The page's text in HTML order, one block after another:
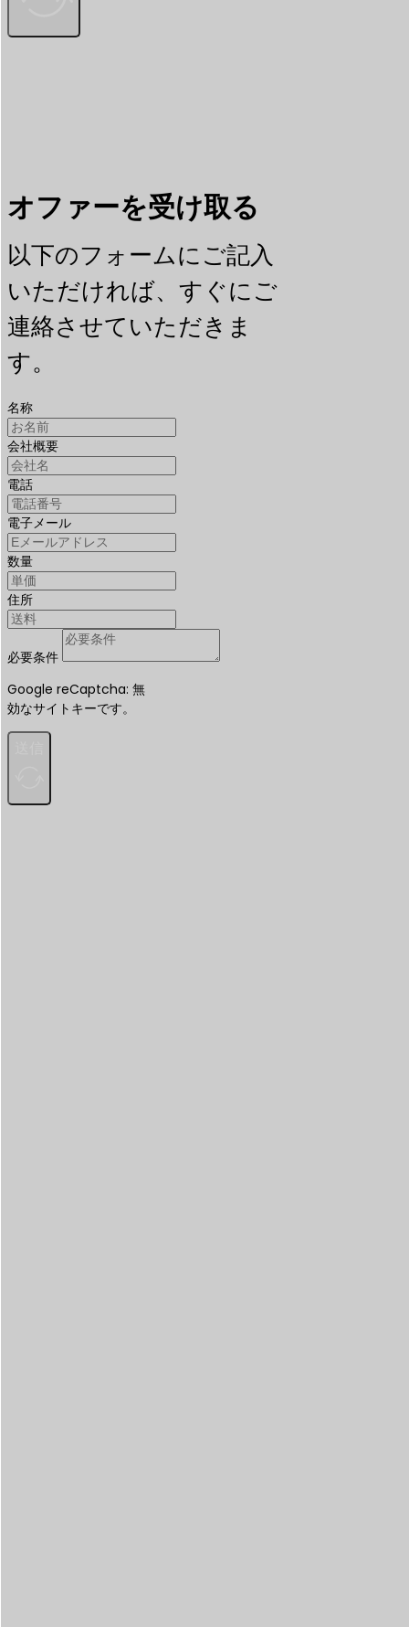
オファーを受け取る
以下のフォームにご記入
いただければ、すぐにご
連絡させていただきま
す。
名称
会社概要
電話
電子メール
数量
住所
必要条件
Google reCaptcha: 無
効なサイトキーです。